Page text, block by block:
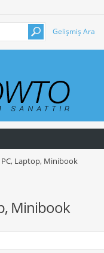
Gelişmiş Ara
PC, Laptop, Minibook
Minibook